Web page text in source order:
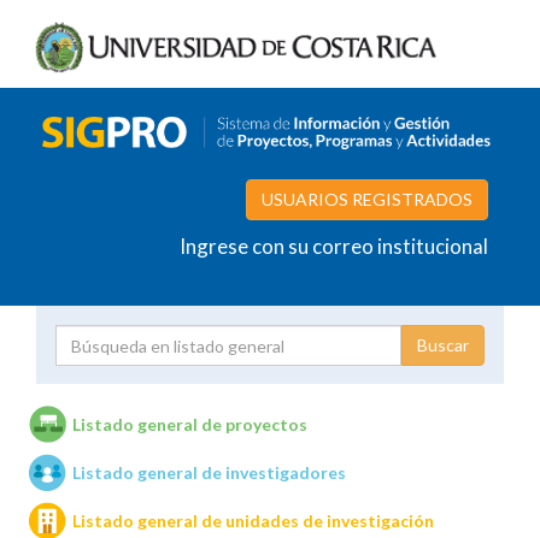
USUARIOS REGISTRADOS
Ingrese con su correo institucional
Unidades de investigación
Listado general de proyectos
Listado general de investigadores
Listado general de unidades de investigación